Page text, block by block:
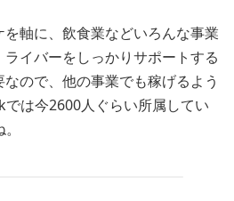
軸に、飲食業などいろんな事業
イバーをしっかりサポートする
ので、他の事業でも稼げるよう
は今2600人ぐらい所属してい